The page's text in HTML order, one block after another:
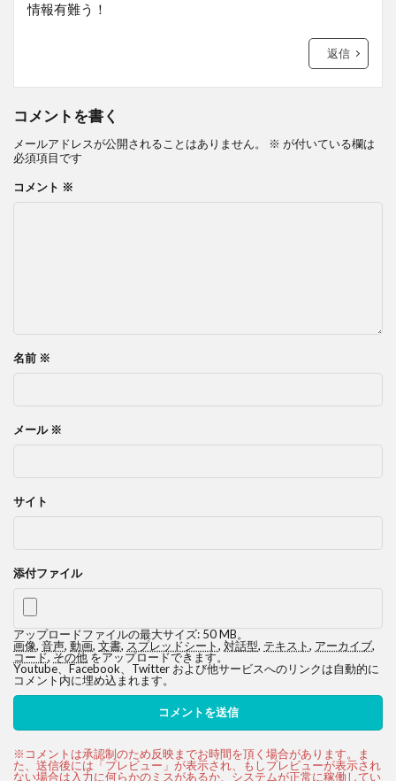
情報有難う！
返信
コメントを書く
メールアドレスが公開されることはありません。 ※ が付いている欄は
必須項目です
コメント ※
名前 ※
メール ※
サイト
添付ファイル
アップロードファイルの最大サイズ: 50 MB。
画像, 音声, 動画, 文書, スプレッドシート, 対話型, テキスト, アーカイブ,
コード,その他をアップロードできます。
Youtube、Facebook、Twitter および他サービスへのリンクは自動的に
コメント内に埋め込まれます。